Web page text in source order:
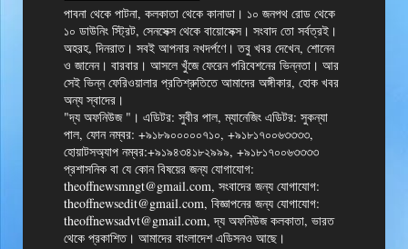
পাবনা থেকে পাটনা, কলকাতা থেকে কানাডা। ১০ জনপথ রোড থেকে
১০ ডাউনিং স্ট্রিট, সেনসেক্স থেকে বায়োসেক্স। সংবাদ তো সর্বত্রই।
অহরহ, দিনরাত। সবই আপনার নখদর্পণে। তবু খবর দেখেন, শোনেন
ও জানেন। বারবার। আসলে খুঁজে ফেরেন পরিবেশনের ভিন্নতা। আর
সেই ভিন্ন ফেরিওয়ালার প্রতিশ্রুতিতে আমাদের অঙ্গীকার, হোক খবর
অন্য স্বাদের।
"দ্য অফনিউজ "। এডিটর: সুবীর পাল, ম্যানেজিং এডিটর: সুকন্যা
পাল, ফোন নম্বর: +৯১৮৯০০০০০৭১০, +৯১৮১৭০০৬৩৩৩৩,
হোয়াটসঅ্যাপ নম্বর:+৯১৯৪৩৪১৮২৯৯৯, +৯১৮১৭০০৬৩৩৩৩
প্রশাসনিক বা যে কোন বিষয়ের জন্য যোগাযোগ:
theoffnewsmngt@gmail.com, সংবাদের জন্য যোগাযোগ:
theoffnewsedit@gmail.com, বিজ্ঞাপনের জন্য যোগাযোগ:
theoffnewsadvt@gmail.com, দ্য অফনিউজ কলকাতা, ভারত
থেকে প্রকাশিত। আমাদের বাংলাদেশ এডিসনও আছে।